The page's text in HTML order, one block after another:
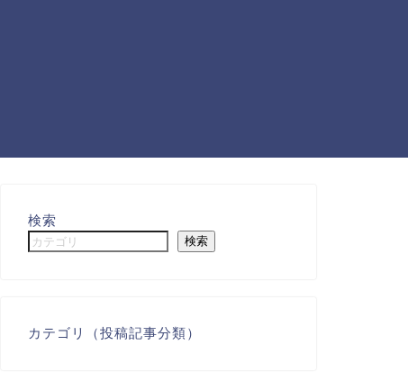
検索
検索
カテゴリ（投稿記事分類）